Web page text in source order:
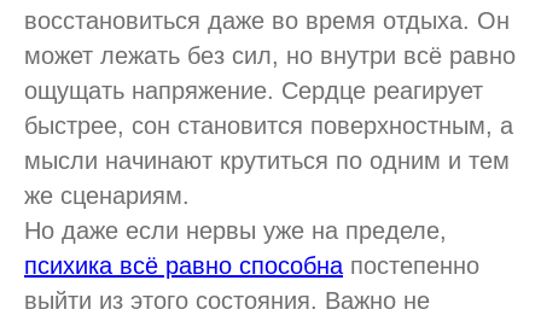
восстановиться даже во время отдыха. Он
может лежать без сил, но внутри всё равно
ощущать напряжение. Сердце реагирует
быстрее, сон становится поверхностным, а
мысли начинают крутиться по одним и тем
же сценариям.
Но даже если нервы уже на пределе,
психика всё равно способна постепенно
выйти из этого состояния. Важно не